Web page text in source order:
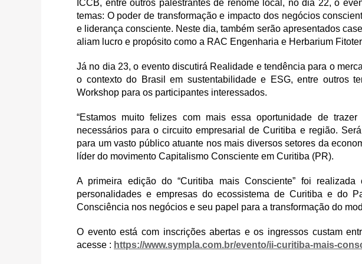
ICCB, entre outros palestrantes de renome local, no dia 22, o
temas: O poder de transformação e impacto dos negócios
e liderança consciente. Neste dia, também serão apresentados
aliam lucro e propósito como a RAC Engenharia e Herbarium
Já no dia 23, o evento discutirá Realidade e tendência para o
o contexto do Brasil em sustentabilidade e ESG, entre outros
Workshop para os participantes interessados.
“Estamos muito felizes com mais essa oportunidade de
necessários para o circuito empresarial de Curitiba e região.
para um vasto público atuante nos mais diversos setores da
líder do movimento Capitalismo Consciente em Curitiba (PR).
A primeira edição do “Curitiba mais Consciente” foi
personalidades e empresas do ecossistema de Curitiba e do
Consciência nos negócios e seu papel para a transformação do
O evento está com inscrições abertas e os ingressos custam
acesse : https://www.sympla.com.br/evento/ii-curitiba-mais-